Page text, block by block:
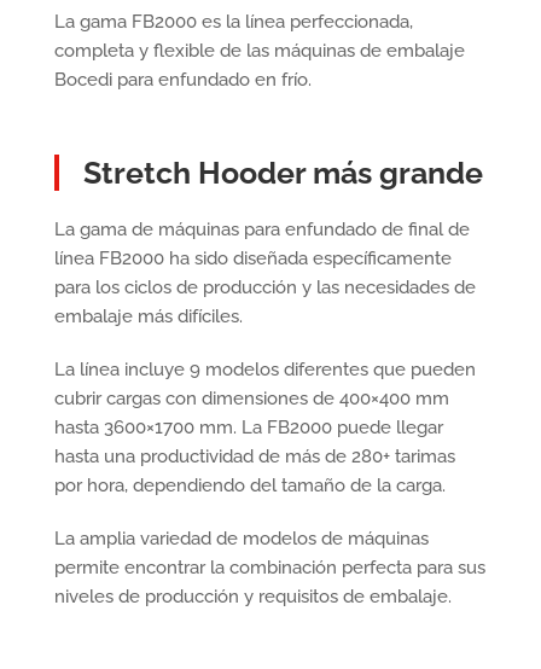
La gama FB2000 es la línea perfeccionada,
completa y flexible de las máquinas de embalaje
Bocedi para enfundado en frío.
Stretch Hooder más grande
La gama de máquinas para enfundado de final de
línea FB2000 ha sido diseñada específicamente
para los ciclos de producción y las necesidades de
embalaje más difíciles.
La línea incluye 9 modelos diferentes que pueden
cubrir cargas con dimensiones de 400×400 mm
hasta 3600×1700 mm. La FB2000 puede llegar
hasta una productividad de más de 280+ tarimas
por hora, dependiendo del tamaño de la carga.
La amplia variedad de modelos de máquinas
permite encontrar la combinación perfecta para sus
niveles de producción y requisitos de embalaje.